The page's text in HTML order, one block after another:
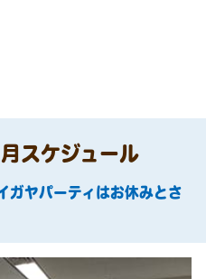
スケジュール
ガヤパーティはお休みとさ